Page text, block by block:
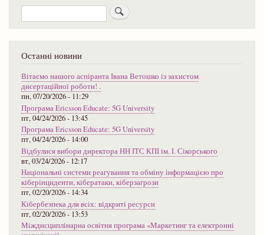
Пошук
Останні новини
Вітаємо нашого аспіранта Івана Ветошко із захистом
дисертаційної роботи! .
пн, 07/20/2026 - 11:29
Програма Ericsson Educate: 5G University
пт, 04/24/2026 - 13:45
Програма Ericsson Educate: 5G University
пт, 04/24/2026 - 14:00
Відбулися вибори директора НН ІТС КПІ ім. І. Сікорського
вт, 03/24/2026 - 12:17
Національні системи реагування та обміну інформацією про
кіберінциденти, кібератаки, кіберзагрози
пт, 02/20/2026 - 14:34
Кібербезпека для всіх: відкриті ресурси
пт, 02/20/2026 - 13:53
Міждисциплінарна освітня програма «Маркетинг та електронні